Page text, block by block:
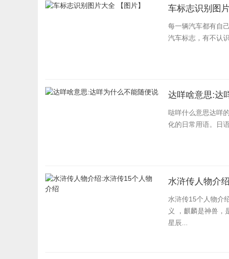
车标志识别图
每一辆汽车都有自
汽车标志，有不认
达咩啥意思:达
哒咩什么意思达咩
化的日常用语。日
水浒传人物介
水浒传15个人物介
义 ，麒麟是神兽，
星辰...